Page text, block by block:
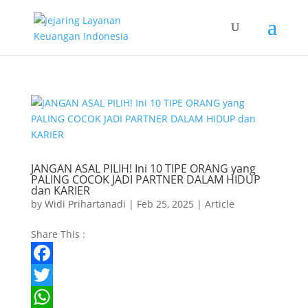
JANGAN ASAL PILIH! Ini 10 TIPE ORANG yang
PALING COCOK JADI PARTNER DALAM HIDUP
dan KARIER
by Widi Prihartanadi | Feb 25, 2025 | Article
Share This :
F
aT